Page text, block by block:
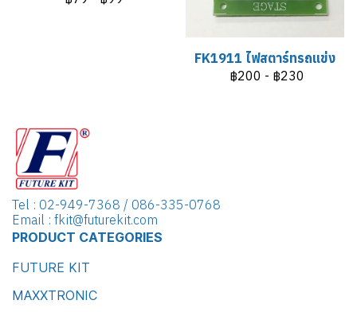
FK1911 ไฟสตาร์ทรถแข่ง
฿200 - ฿230
Tel : 02-949-7368 / 086-335-0768
Email : fkit@futurekit.com
PRODUCT CATEGORIES
FUTURE KIT
MAXXTRONIC